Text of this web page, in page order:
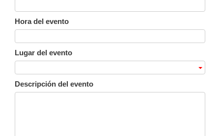
Hora del evento
Lugar del evento
Descripción del evento